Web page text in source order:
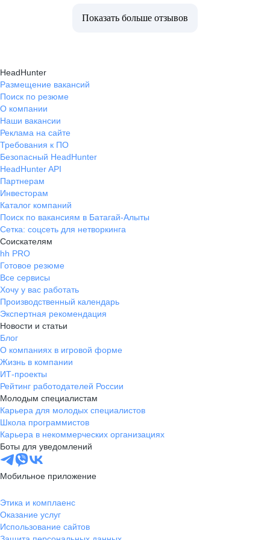
Показать больше отзывов
HeadHunter
Размещение вакансий
Поиск по резюме
О компании
Наши вакансии
Реклама на сайте
Требования к ПО
Безопасный HeadHunter
HeadHunter API
Партнерам
Инвесторам
Каталог компаний
Поиск по вакансиям в Батагай-Алыты
Сетка: соцсеть для нетворкинга
Соискателям
hh PRO
Готовое резюме
Все сервисы
Хочу у вас работать
Производственный календарь
Экспертная рекомендация
Новости и статьи
Блог
О компаниях в игровой форме
Жизнь в компании
ИТ-проекты
Рейтинг работодателей России
Молодым специалистам
Карьера для молодых специалистов
Школа программистов
Карьера в некоммерческих организациях
Боты для уведомлений
Мобильное приложение
Этика и комплаенс
Оказание услуг
Использование сайтов